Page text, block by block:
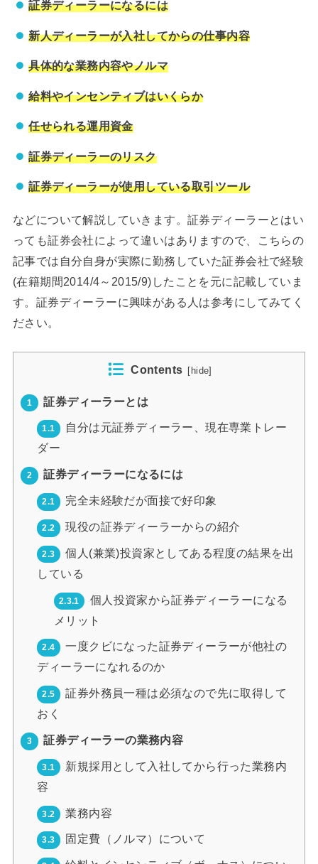
証券ディーラーになるには
新人ディーラーが入社してからの仕事内容
具体的な業務内容やノルマ
給料やインセンティブはいくらか
任せられる運用資金
証券ディーラーのリスク
証券ディーラーが使用している取引ツール
などについて解説していきます。証券ディーラーとはい
っても証券会社によって違いはありますので、こちらの
記事では自分自身が実際に勤務していた証券会社で経験
(在籍期間2014/4～2015/9)したことを元に記載していま
す。証券ディーラーに興味がある人は参考にしてみてく
ださい。
Contents hide
1 証券ディーラーとは
1.1
自分は元証券ディーラー、現在専業トレー
ダー
2 証券ディーラーになるには
2.1 完全未経験だが面接で好印象
2.2 現役の証券ディーラーからの紹介
2.3
個人(兼業)投資家としてある程度の結果を出
している
2.3.1
個人投資家から証券ディーラーになる
メリット
2.4
一度クビになった証券ディーラーが他社の
ディーラーになれるのか
2.5
証券外務員一種は必須なので先に取得して
おく
3 証券ディーラーの業務内容
3.1
新規採用として入社してから行った業務内
容
3.2 業務内容
3.3 固定費（ノルマ）について